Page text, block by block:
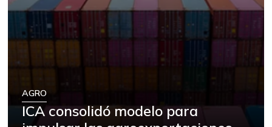
07/05/2014 -
Feijoa
08/06/2022
$ 5.000,00
07/25/2026
Fríjol verde en
AGRO
ICA consolidó modelo para